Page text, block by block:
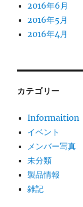
2016年6月
2016年5月
2016年4月
カテゴリー
Informaition
イベント
メンバー写真
未分類
製品情報
雑記